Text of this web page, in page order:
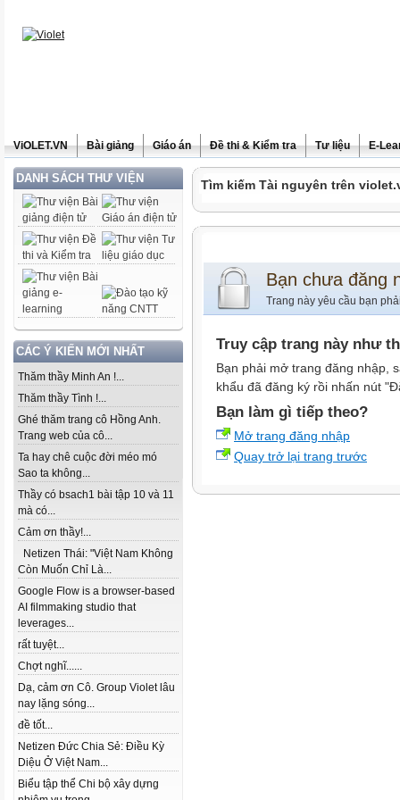
ViOLET.VN Bài giảng Giáo án Đề thi & Kiểm tra Tư liệu E-
DANH SÁCH THƯ VIỆN
CÁC Ý KIẾN MỚI NHẤT
Thăm thầy Minh An !...
Thăm thầy Tình !...
Ghé thăm trang cô Hồng Anh.
Trang web của cô...
Ta hay chê cuộc đời méo mó
Sao ta không...
Thầy có bsach1 bài tập 10 và 11
mà có...
Cảm ơn thầy!...
Netizen Thái: "Việt Nam Không
Còn Muốn Chỉ Là...
Google Flow is a browser-based
AI filmmaking studio that
leverages...
rất tuyệt...
Chợt nghĩ......
Dạ, cảm ơn Cô. Group Violet lâu
nay lặng sóng...
đề tốt...
Netizen Đức Chia Sẻ: Điều Kỳ
Diệu Ở Việt Nam...
Biểu tập thể Chi bộ xây dựng
Tìm kiếm Tài nguyên trên
Bạn chưa đăng
Trang này yêu cầu bạn
Truy cập trang này như
Bạn phải mở trang đăng nhập,
khẩu đã đăng ký rồi nhấn nút
Bạn làm gì tiếp theo?
Mở trang đăng nhập
Quay trở lại trang trước